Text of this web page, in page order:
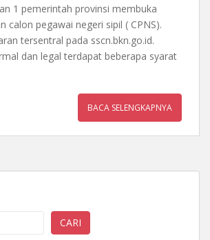
1 pemerintah provinsi membuka
calon pegawai negeri sipil ( CPNS).
tersentral pada sscn.bkn.go.id.
dan legal terdapat beberapa syarat
BACA SELENGKAPNYA
CARI